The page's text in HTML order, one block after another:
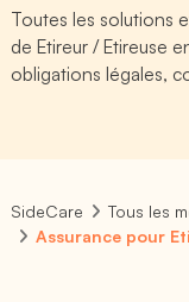
Toutes les solutions
de Etireur / Etireuse
obligations légales,
SideCare
Tous les
Assurance pour